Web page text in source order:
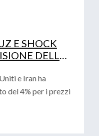
E SHOCK
DELLE
e Iran ha
del 4% per i prezzi